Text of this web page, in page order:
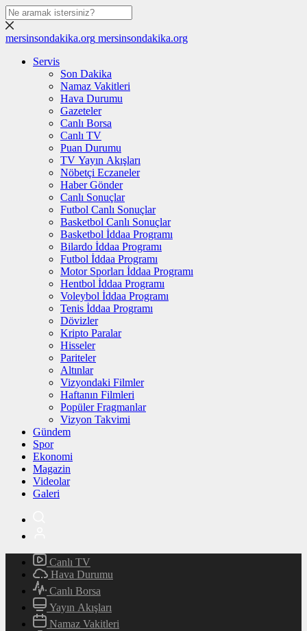
mersinsondakika.org mersinsondakika.org
Servis
Son Dakika
Namaz Vakitleri
Hava Durumu
Gazeteler
Canlı Borsa
Canlı TV
Puan Durumu
TV Yayın Akışları
Nöbetçi Eczaneler
Haber Gönder
Canlı Sonuçlar
Futbol Canlı Sonuçlar
Basketbol Canlı Sonuçlar
Basketbol İddaa Programı
Bilardo İddaa Programı
Futbol İddaa Programı
Motor Sporları İddaa Programı
Hentbol İddaa Programı
Voleybol İddaa Programı
Tenis İddaa Programı
Dövizler
Kripto Paralar
Hisseler
Pariteler
Altınlar
Vizyondaki Filmler
Haftanın Filmleri
Popüler Fragmanlar
Vizyon Takvimi
Gündem
Spor
Ekonomi
Magazin
Videolar
Galeri
Canlı TV
Hava Durumu
Canlı Borsa
Yayın Akışları
Namaz Vakitleri